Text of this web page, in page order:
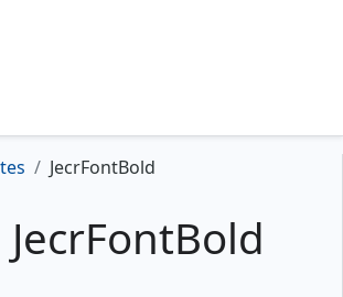
JecrFontBold